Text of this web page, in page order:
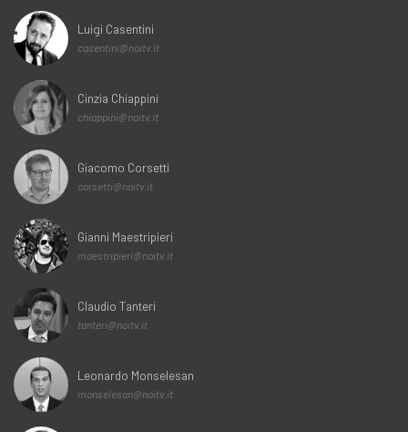
Luigi Casentini
casentini@noitv.it
Cinzia Chiappini
chiappini@noitv.it
Giacomo Corsetti
corsetti@noitv.it
Gianni Maestripieri
maestripieri@noitv.it
Claudio Tanteri
tanteri@noitv.it
Leonardo Monselesan
monselesan@noitv.it